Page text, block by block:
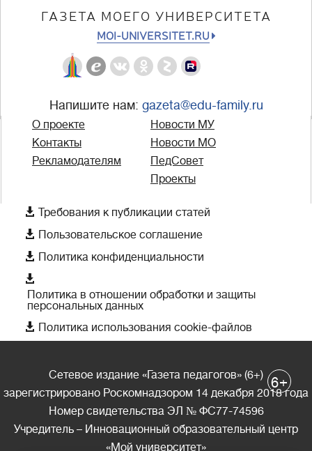
ГАЗЕТА МОЕГО УНИВЕРСИТЕТА
MOI-UNIVERSITET.RU
Напишите нам: gazeta@edu-family.ru
О проекте
Контакты
Рекламодателям
Новости МУ
Новости МО
ПедСовет
Проекты
 Требования к публикации статей
 Пользовательское соглашение
 Политика конфиденциальности

Политика в отношении обработки и защиты
персональных данных
 Политика использования cookie-файлов
Сетевое издание «Газета педагогов» (6+)
зарегистрировано Роскомнадзором 14 декабря 2018 года
Номер свидетельства ЭЛ № ФС77-74596
Учредитель – Инновационный образовательный центр
«Мой университет»
6+